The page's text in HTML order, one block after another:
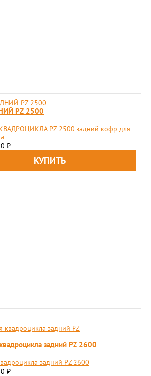
PZ 2500
PZ 2500 задний кофр для
₽
задний PZ 2600
задний PZ 2600
₽